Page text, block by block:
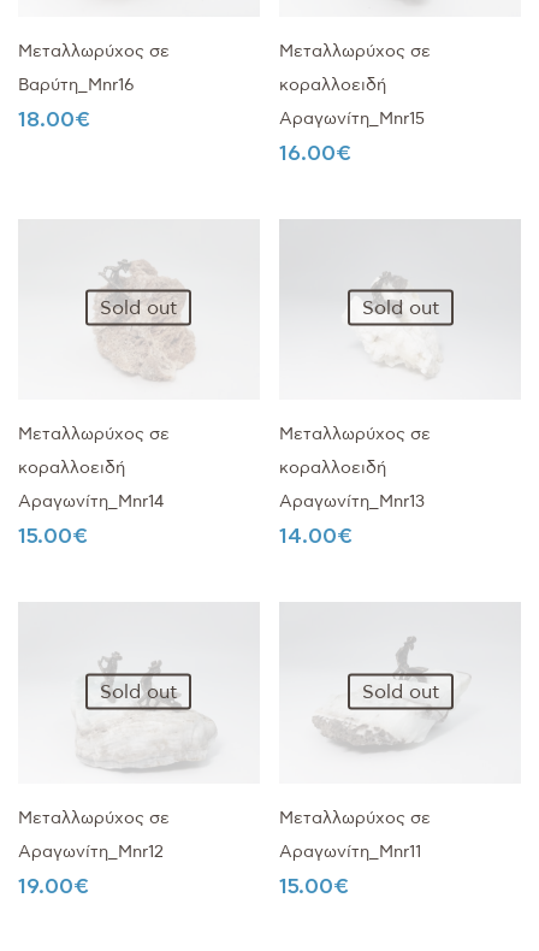
Μεταλλωρύχος σε
Βαρύτη_Mnr16
18.00€
Μεταλλωρύχος σε
κοραλλοειδή
Αραγωνίτη_Mnr15
16.00€
Sold out
Μεταλλωρύχος σε
κοραλλοειδή
Αραγωνίτη_Mnr14
15.00€
Sold out
Μεταλλωρύχος σε
κοραλλοειδή
Αραγωνίτη_Mnr13
14.00€
Sold out
Μεταλλωρύχος σε
Αραγωνίτη_Mnr12
19.00€
Sold out
Μεταλλωρύχος σε
Αραγωνίτη_Mnr11
15.00€